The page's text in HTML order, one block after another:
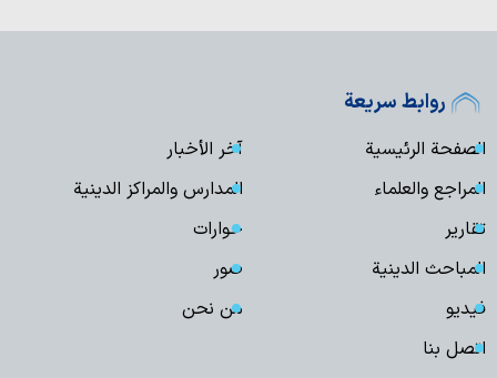
روابط سريعة
الصفحة الرئيسية
آخر الأخبار
المراجع والعلماء
المدارس والمراكز الدينية
تقارير
حوارات
المباحث الدينية
صور
فیدیو
من نحن
اتصل بنا